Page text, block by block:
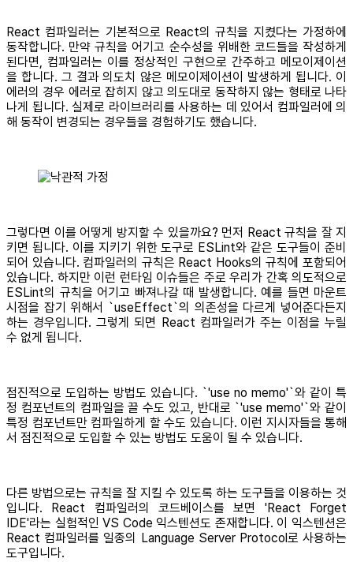
React 컴파일러는 기본적으로 React의 규칙을 지켰다는 가정하에
동작합니다. 만약 규칙을 어기고 순수성을 위배한 코드들을 작성하게
된다면, 컴파일러는 이를 정상적인 구현으로 간주하고 메모이제이션
을 합니다. 그 결과 의도치 않은 메모이제이션이 발생하게 됩니다. 이
에러의 경우 에러로 잡히지 않고 의도대로 동작하지 않는 형태로 나타
나게 됩니다. 실제로 라이브러리를 사용하는 데 있어서 컴파일러에 의
해 동작이 변경되는 경우들을 경험하기도 했습니다.
그렇다면 이를 어떻게 방지할 수 있을까요? 먼저 React 규칙을 잘 지
키면 됩니다. 이를 지키기 위한 도구로 ESLint와 같은 도구들이 준비
되어 있습니다. 컴파일러의 규칙은 React Hooks의 규칙에 포함되어
있습니다. 하지만 이런 런타임 이슈들은 주로 우리가 간혹 의도적으로
ESLint의 규칙을 어기고 빠져나갈 때 발생합니다. 예를 들면 마운트
시점을 잡기 위해서 `useEffect`의 의존성을 다르게 넣어준다든지
하는 경우입니다. 그렇게 되면 React 컴파일러가 주는 이점을 누릴
수 없게 됩니다.
점진적으로 도입하는 방법도 있습니다. `'use no memo'`와 같이 특
정 컴포넌트의 컴파일을 끌 수도 있고, 반대로 `'use memo'`와 같이
특정 컴포넌트만 컴파일하게 할 수도 있습니다. 이런 지시자들을 통해
서 점진적으로 도입할 수 있는 방법도 도움이 될 수 있습니다.
다른 방법으로는 규칙을 잘 지킬 수 있도록 하는 도구들을 이용하는 것
입니다. React 컴파일러의 코드베이스를 보면 'React Forget
IDE'라는 실험적인 VS Code 익스텐션도 존재합니다. 이 익스텐션은
React 컴파일러를 일종의 Language Server Protocol로 사용하는
도구입니다.